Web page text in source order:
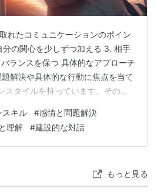
れたコミュニケーションのポイン
分の関心を少しずつ加える 3. 相手
ランスを保つ 具体的なアプローチ
解決や具体的な行動に焦点を当て
スタイルを持っています。そのた
感じることもあります。同じよう
て、バランスの取れたコミュニケ
まとめました。 感情と論理のバラ
ります。感情を共有することで相
スキル #感情と問題解決
理解 #建設的な対話
もっと見る